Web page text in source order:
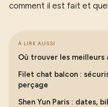
comment il est fait et
À LIRE AUSSI
Où trouver les meilleurs
Filet chat balcon :
perçage
Shen Yun Paris : dates,